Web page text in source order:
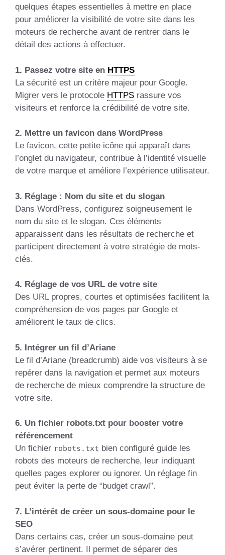
quelques étapes essentielles à mettre en place
pour améliorer la visibilité de votre site dans les
moteurs de recherche avant de rentrer dans le
détail des actions à effectuer.
1. Passez votre site en HTTPS
La sécurité est un critère majeur pour Google.
Migrer vers le protocole HTTPS rassure vos
visiteurs et renforce la crédibilité de votre site.
2. Mettre un favicon dans WordPress
Le favicon, cette petite icône qui apparaît dans
l’onglet du navigateur, contribue à l’identité visuelle
de votre marque et améliore l’expérience utilisateur.
3. Réglage : Nom du site et du slogan
Dans WordPress, configurez soigneusement le
nom du site et le slogan. Ces éléments
apparaissent dans les résultats de recherche et
participent directement à votre stratégie de mots-
clés.
4. Réglage de vos URL de votre site
Des URL propres, courtes et optimisées facilitent la
compréhension de vos pages par Google et
améliorent le taux de clics.
5. Intégrer un fil d’Ariane
Le fil d’Ariane (breadcrumb) aide vos visiteurs à se
repérer dans la navigation et permet aux moteurs
de recherche de mieux comprendre la structure de
votre site.
6. Un fichier robots.txt pour booster votre
référencement
Un fichier robots.txt bien configuré guide les
robots des moteurs de recherche, leur indiquant
quelles pages explorer ou ignorer. Un réglage fin
peut éviter la perte de “budget crawl”.
7. L’intérêt de créer un sous-domaine pour le
SEO
Dans certains cas, créer un sous-domaine peut
s’avérer pertinent. Il permet de séparer des